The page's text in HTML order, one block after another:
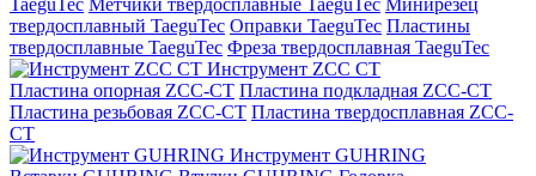
TaeguTec Метчики твердосплавные TaeguTec Минирезец
твердосплавный TaeguTec Оправки TaeguTec Пластины
твердосплавные TaeguTec Фреза твердосплавная TaeguTec
Инструмент ZCС CT
Пластина опорная ZCC-CT Пластина подкладная ZCC-CT
Пластина резьбовая ZCC-CT Пластина твердосплавная ZCC-
CT
Инструмент GUHRING